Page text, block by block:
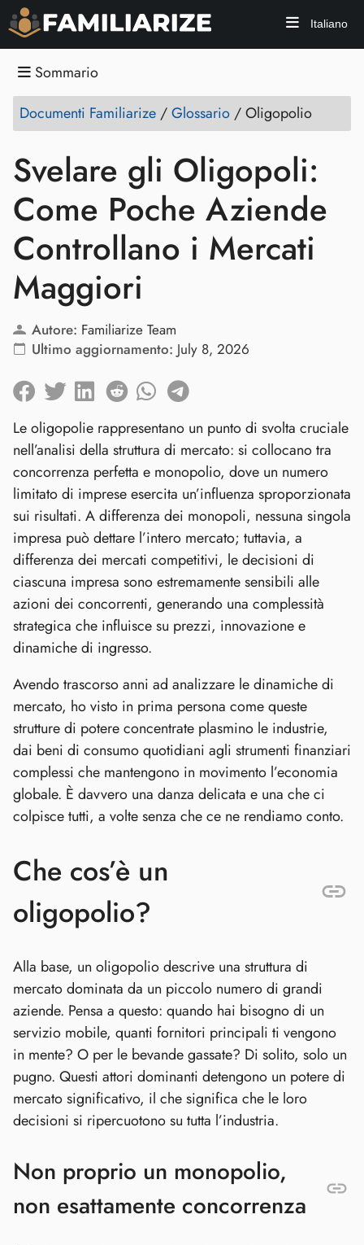
Italiano
Sommario
Documenti Familiarize /Glossario /Oligopolio
Svelare gli Oligopoli:
Come Poche Aziende
Controllano i Mercati
Maggiori
Autore: Familiarize Team
Ultimo aggiornamento: July 8, 2026
Le oligopolie rappresentano un punto di svolta cruciale
nell’analisi della struttura di mercato: si collocano tra
concorrenza perfetta e monopolio, dove un numero
limitato di imprese esercita un’influenza sproporzionata
sui risultati. A differenza dei monopoli, nessuna singola
impresa può dettare l’intero mercato; tuttavia, a
differenza dei mercati competitivi, le decisioni di
ciascuna impresa sono estremamente sensibili alle
azioni dei concorrenti, generando una complessità
strategica che influisce su prezzi, innovazione e
dinamiche di ingresso.
Avendo trascorso anni ad analizzare le dinamiche di
mercato, ho visto in prima persona come queste
strutture di potere concentrate plasmino le industrie,
dai beni di consumo quotidiani agli strumenti finanziari
complessi che mantengono in movimento l’economia
globale. È davvero una danza delicata e una che ci
colpisce tutti, a volte senza che ce ne rendiamo conto.
Che cos’è un
oligopolio?
Alla base, un oligopolio descrive una struttura di
mercato dominata da un piccolo numero di grandi
aziende. Pensa a questo: quando hai bisogno di un
servizio mobile, quanti fornitori principali ti vengono
in mente? O per le bevande gassate? Di solito, solo un
pugno. Questi attori dominanti detengono un potere di
mercato significativo, il che significa che le loro
decisioni si ripercuotono su tutta l’industria.
Non proprio un monopolio,
non esattamente concorrenza